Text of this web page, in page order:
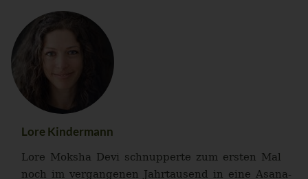
Lore Kindermann
Lore Moksha Devi schnupperte zum ersten Mal
noch im vergangenen Jahrtausend in eine Asana-